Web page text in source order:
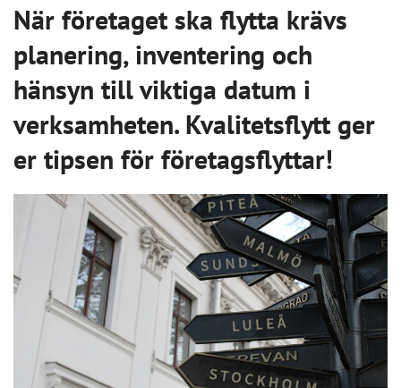
När företaget ska flytta krävs
planering, inventering och
hänsyn till viktiga datum i
verksamheten. Kvalitetsflytt ger
er tipsen för företagsflyttar!